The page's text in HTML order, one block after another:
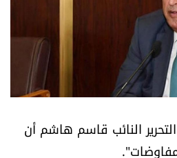
النائب قاسم هاشم أن